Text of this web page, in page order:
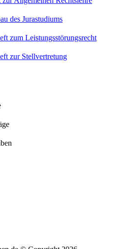
des Jurastudiums
zum Leistungsstörungsrecht
zur Stellvertretung